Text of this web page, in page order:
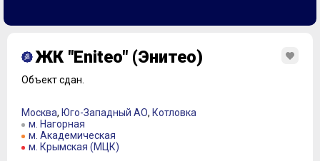
ЖК "Eniteo" (Энитео)
Объект сдан.
Москва, Юго-Западный АО, Котловка
м. Нагорная
м. Академическая
м. Крымская (МЦК)